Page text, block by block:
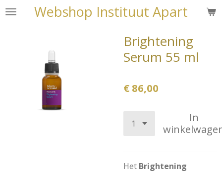
Ga
Webshop Instituut Apart
Brightening
Serum 55 ml
€ 86,00
In
Het Brightening